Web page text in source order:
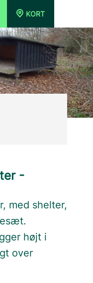
KORT
-
med shelter,
højt i
over